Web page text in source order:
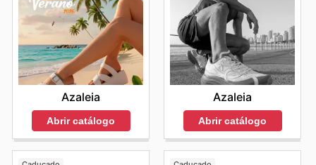
Azaleia
Abrir catálogo
Azaleia
Abrir catálogo